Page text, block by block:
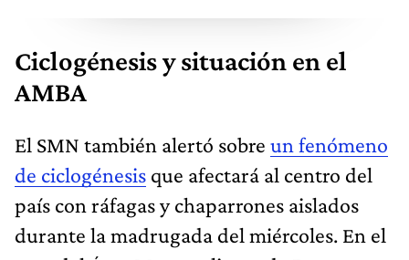
Ciclogénesis y situación en el
AMBA
El SMN también alertó sobre un fenómeno
de ciclogénesis que afectará al centro del
país con ráfagas y chaparrones aislados
durante la madrugada del miércoles. En el